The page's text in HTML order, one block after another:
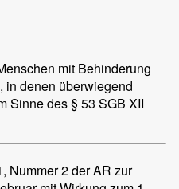
mit Behinderung
in denen überwiegend
Sinne des § 53 SGB XII
Nummer 2 der AR zur